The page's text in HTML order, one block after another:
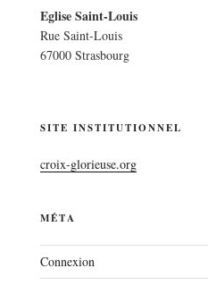
Eglise Saint-Louis
Rue Saint-Louis
67000 Strasbourg
SITE INSTITUTIONNEL
croix-glorieuse.org
MÉTA
Connexion